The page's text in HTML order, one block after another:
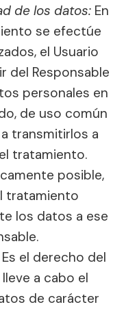
de los datos: En
se efectúe
el Usuario
del Responsable
personales en
de uso común
transmitirlos a
tratamiento.
posible,
tratamiento
los datos a ese
Es el derecho del
a cabo el
de carácter